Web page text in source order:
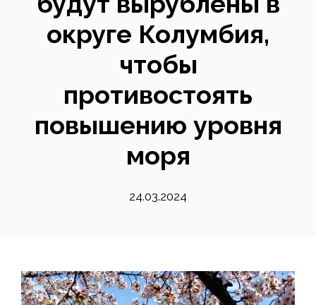
округе Колумбия,
чтобы
противостоять
повышению уровня
моря
24.03.2024